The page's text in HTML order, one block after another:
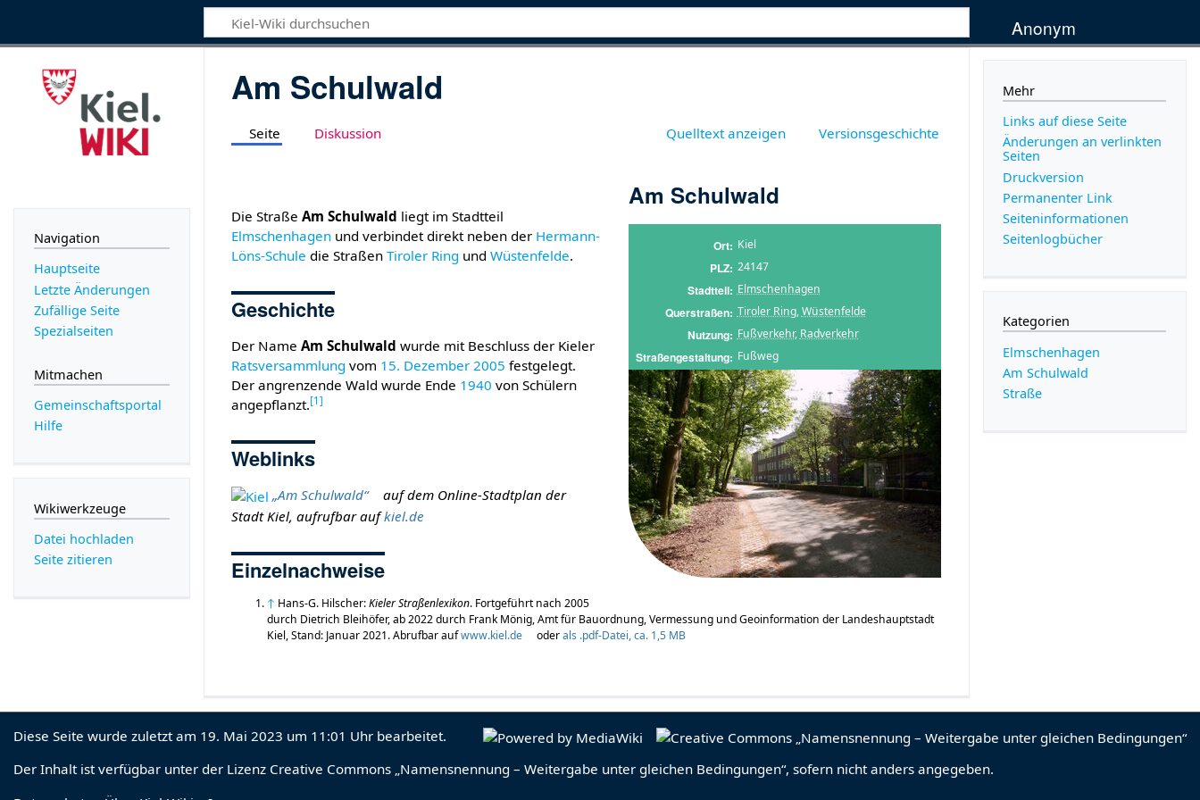
Anonym
Am Schulwald
Seite Diskussion Quelltext anzeigen Versionsgeschichte
Am Schulwald
Ort Kiel
PLZ 24147
Stadtteil Elmschenhagen
Querstraßen Tiroler Ring,Wüstenfelde
Nutzung Fußverkehr, Radverkehr
Straßengestaltung Fußweg
Die StraßeAm Schulwald liegt im Stadtteil
Elmschenhagen und verbindet direkt neben der Hermann-
Löns-Schule die StraßenTiroler Ring undWüstenfelde.
Geschichte
Der NameAm Schulwald wurde mit Beschluss der Kieler
Ratsversammlung vom 15. Dezember 2005 festgelegt.
Der angrenzende Wald wurde Ende 1940 von Schülern
angepflanzt.[1]
Weblinks
„Am Schulwald“
auf dem Online-Stadtplan der
Stadt Kiel, aufrufbar aufkiel.de
Einzelnachweise
↑ Hans-G. Hilscher:Kieler Straßenlexikon. Fortgeführt nach 2005
durch Dietrich Bleihöfer, ab 2022 durch Frank Mönig, Amt für Bauordnung, Vermessung und Geoinformation der Landeshauptstadt
Kiel, Stand: Januar 2021. Abrufbar aufwww.kiel.de oderals .pdf-Datei, ca. 1,5 MB
Navigation
Hauptseite
Letzte Änderungen
Zufällige Seite
Spezialseiten
Mitmachen
Gemeinschafts­portal
Hilfe
Wikiwerkzeuge
Datei hochladen
Seite zitieren
Mehr
Links auf diese Seite
Änderungen an verlinkten
Seiten
Druckversion
Permanenter Link
Seiten­­informationen
Seitenlogbücher
Kategorien
Elmschenhagen
Am Schulwald
Straße
Diese Seite wurde zuletzt am 19. Mai 2023 um 11:01 Uhr bearbeitet.
Der Inhalt ist verfügbar unter der Lizenz Creative Commons „Namensnennung – Weitergabe unter gleichen Bedingungen“, sofern nicht anders angegeben.